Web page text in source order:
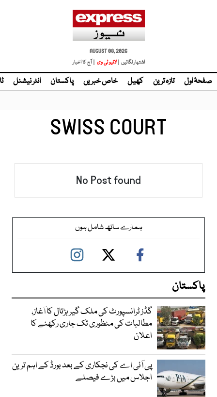
AUGUST 08, 2026
اشتہار لگائیں | لائیو ٹی وی | آج کا اخبار
صفحۂ اول تازہ ترین کھیل خاص خبریں پاکستان انٹر نیشنل
SWISS COURT
No Post found
ہمارے ساتھ شامل ہوں
پاکستان
گڈز ٹرانسپورٹ کی ملک گیر ہڑتال کا آغاز،
مطالبات کی منظوری تک جاری رکھنے کا
اعلان
پی آئی اے کی نجکاری کے بعد بورڈ کے اہم ترین
اجلاس میں بڑے فیصلے